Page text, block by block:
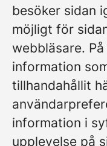
besöker sidan
möjligt för
webbläsare.
information
tillhandahållit
information i
upplevelse på